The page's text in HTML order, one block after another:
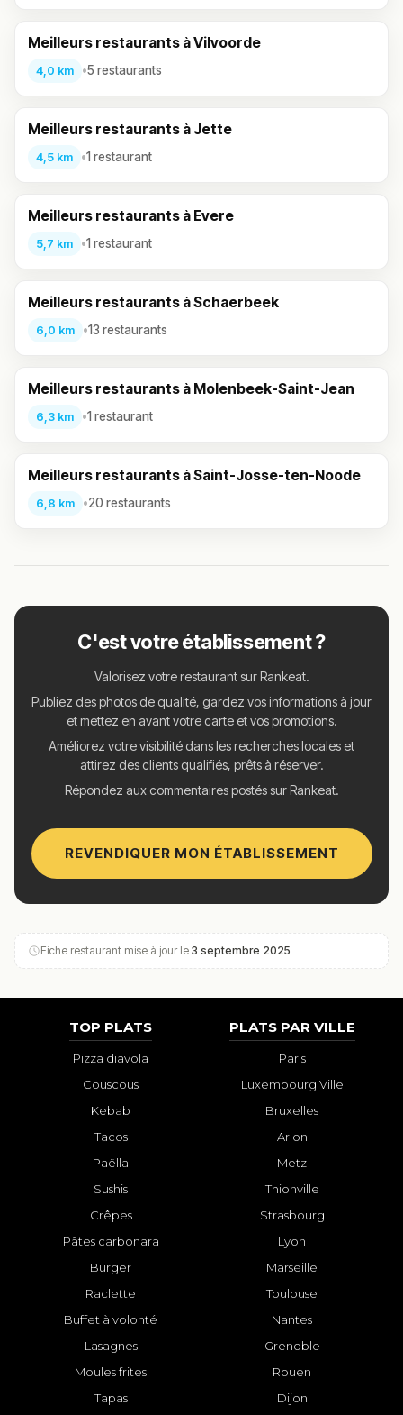
Meilleurs restaurants à Vilvoorde
4,0 km •5 restaurants
Meilleurs restaurants à Jette
4,5 km •1 restaurant
Meilleurs restaurants à Evere
5,7 km •1 restaurant
Meilleurs restaurants à Schaerbeek
6,0 km •13 restaurants
Meilleurs restaurants à Molenbeek-Saint-Jean
6,3 km •1 restaurant
Meilleurs restaurants à Saint-Josse-ten-Noode
6,8 km •20 restaurants
C'est votre établissement ?
Valorisez votre restaurant sur Rankeat.
Publiez des photos de qualité, gardez vos informations à jour
et mettez en avant votre carte et vos promotions.
Améliorez votre visibilité dans les recherches locales et
attirez des clients qualifiés, prêts à réserver.
Répondez aux commentaires postés sur Rankeat.
REVENDIQUER MON ÉTABLISSEMENT
Fiche restaurant mise à jour le 3 septembre 2025
TOP PLATS
Pizza diavola
Couscous
Kebab
Tacos
Paëlla
Sushis
Crêpes
Pâtes carbonara
Burger
Raclette
Buffet à volonté
Lasagnes
Moules frites
Tapas
PLATS PAR VILLE
Paris
Luxembourg Ville
Bruxelles
Arlon
Metz
Thionville
Strasbourg
Lyon
Marseille
Toulouse
Nantes
Grenoble
Rouen
Dijon